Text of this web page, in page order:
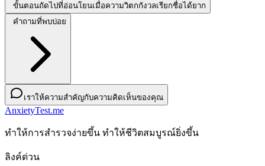
ขั้นตอนถัดไปที่อ่อนโยนเมื่อความวิตกกังวลเรียกชื่อได้ยาก
คำถามที่พบบ่อย
เราให้ความสำคัญกับความคิดเห็นของคุณ
AnxietyTest.me
ทําให้การสํารวจง่ายขึ้น ทําให้ชีวิตสมบูรณ์ยิ่งขึ้น
ลิงค์ด่วน